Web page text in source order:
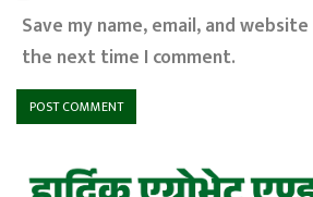
Save my name, email, and
the next time I comment.